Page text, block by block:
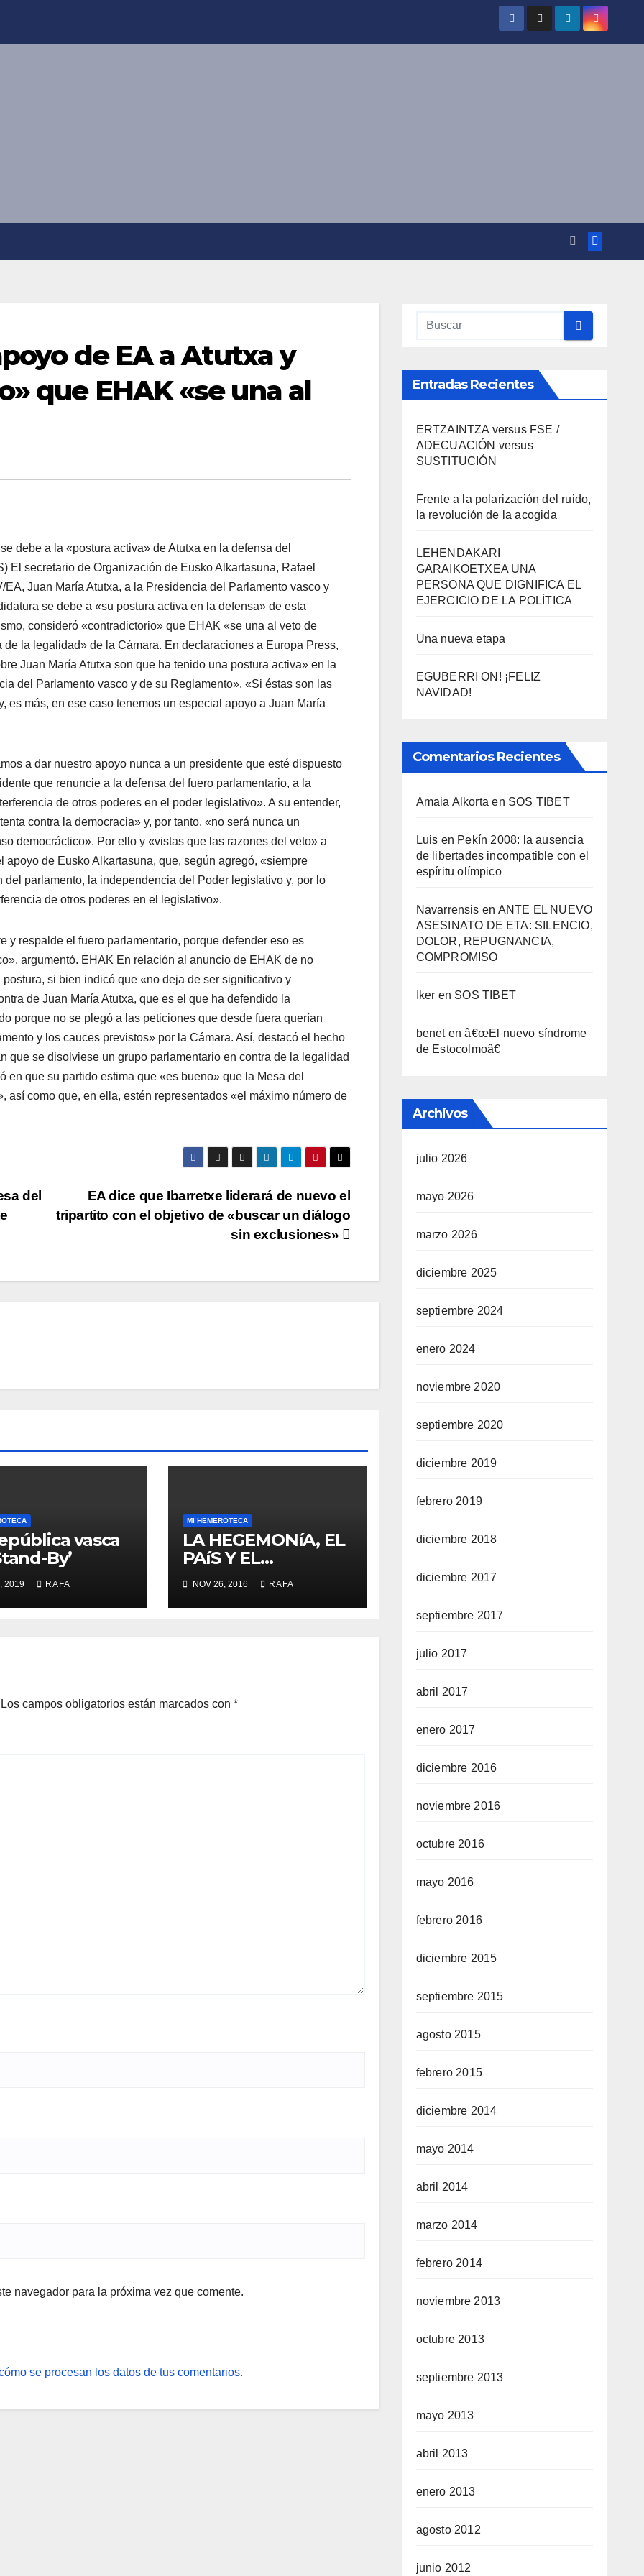
de EA a Atutxa y
que EHAK «se una al
debe a la «postura activa» de Atutxa en la defensa del
El secretario de Organización de Eusko Alkartasuna, Rafael
Juan Marí­a Atutxa, a la Presidencia del Parlamento vasco y
se debe a «su postura activa en la defensa» de esta
consideró «contradictorio» que EHAK «se una al veto de
la legalidad» de la Cámara. En declaraciones a Europa Press,
Juan Marí­a Atutxa son que ha tenido una postura activa» en la
del Parlamento vasco y de su Reglamento». «Si éstas son las
es más, en ese caso tenemos un especial apoyo a Juan Marí­a
a dar nuestro apoyo nunca a un presidente que esté dispuesto
que renuncie a la defensa del fuero parlamentario, a la
de otros poderes en el poder legislativo». A su entender,
contra la democracia» y, por tanto, «no será nunca un
democráctico». Por ello y «vistas que las razones del veto» a
de Eusko Alkartasuna, que, según agregó, «siempre
parlamento, la independencia del Poder legislativo y, por lo
de otros poderes en el legislativo».
y respalde el fuero parlamentario, porque defender eso es
argumentó. EHAK En relación al anuncio de EHAK de no
si bien indicó que «no deja de ser significativo y
de Juan Marí­a Atutxa, que es el que ha defendido la
porque no se plegó a las peticiones que desde fuera querí­an
y los cauces previstos» por la Cámara. Así­, destacó el hecho
que se disolviese un grupo parlamentario en contra de la legalidad
que su partido estima que «es bueno» que la Mesa del
así­ como que, en ella, estén representados «el máximo número de
EA dice que Ibarretxe liderará de nuevo el
tripartito con el objetivo de «buscar un diálogo
sin exclusiones»
del
vasca
By’
2019 RAFA
MI HEMEROTECA
LA HEGEMONíA, EL
PAíS Y EL
«MOMENTO RAFA
LARREINA»
NOV 26, 2016 RAFA
Los campos obligatorios están marcados con *
navegador para la próxima vez que comente.
se procesan los datos de tus comentarios.
Entradas Recientes
ERTZAINTZA versus FSE /
ADECUACIÓN versus
SUSTITUCIÓN
Frente a la polarización del ruido,
la revolución de la acogida
LEHENDAKARI
GARAIKOETXEA UNA
PERSONA QUE DIGNIFICA EL
EJERCICIO DE LA POLÍTICA
Una nueva etapa
EGUBERRI ON! ¡FELIZ
NAVIDAD!
Comentarios Recientes
Amaia Alkorta en SOS TIBET
Luis en Pekí­n 2008: la ausencia
de libertades incompatible con el
espí­ritu olí­mpico
Navarrensis en ANTE EL NUEVO
ASESINATO DE ETA: SILENCIO,
DOLOR, REPUGNANCIA,
COMPROMISO
Iker en SOS TIBET
benetenâ€œEl nuevo sí­ndrome
de Estocolmoâ€
Archivos
julio 2026
mayo 2026
marzo 2026
diciembre 2025
septiembre 2024
enero 2024
noviembre 2020
septiembre 2020
diciembre 2019
febrero 2019
diciembre 2018
diciembre 2017
septiembre 2017
julio 2017
abril 2017
enero 2017
diciembre 2016
noviembre 2016
octubre 2016
mayo 2016
febrero 2016
diciembre 2015
septiembre 2015
agosto 2015
febrero 2015
diciembre 2014
mayo 2014
abril 2014
marzo 2014
febrero 2014
noviembre 2013
octubre 2013
septiembre 2013
mayo 2013
abril 2013
enero 2013
agosto 2012
junio 2012